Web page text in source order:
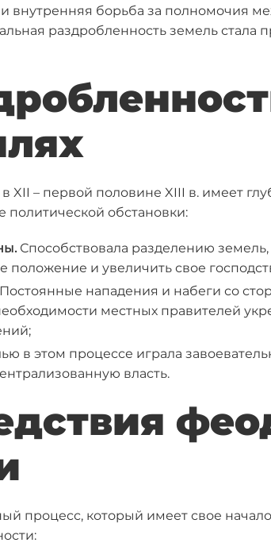
внутренняя борьба за полномочия
раздробленность земель стала
XII – первой половине XIII в. имеет
обстановки:
Способствовала разделению
положение и увеличить свое
Постоянные нападения и набеги со
местных правителей
в этом процессе играла
власть.
процесс, который имеет свое